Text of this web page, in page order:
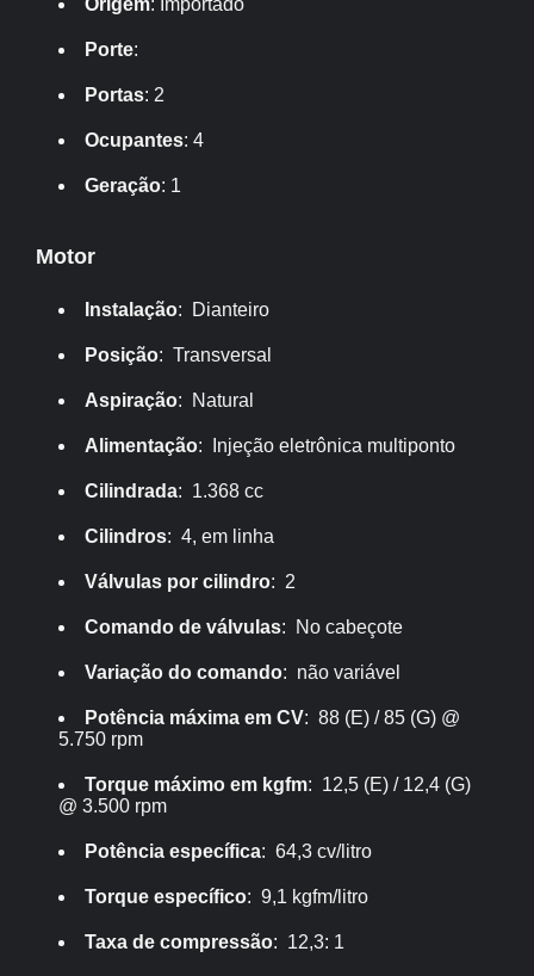
Origem: Importado
Porte:
Portas: 2
Ocupantes: 4
Geração: 1
Motor
Instalação: Dianteiro
Posição: Transversal
Aspiração: Natural
Alimentação: Injeção eletrônica multiponto
Cilindrada: 1.368 cc
Cilindros: 4, em linha
Válvulas por cilindro: 2
Comando de válvulas: No cabeçote
Variação do comando: não variável
Potência máxima em CV: 88 (E) / 85 (G) @
5.750 rpm
Torque máximo em kgfm: 12,5 (E) / 12,4 (G)
@ 3.500 rpm
Potência específica: 64,3 cv/litro
Torque específico: 9,1 kgfm/litro
Taxa de compressão: 12,3: 1